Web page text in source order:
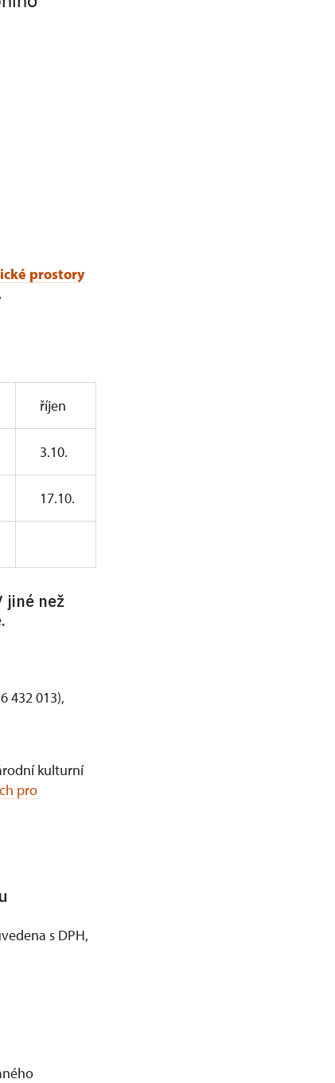
prostory
říjen
3.10.
17.10.
jiné než
432 013),
kulturní
pro
s DPH,